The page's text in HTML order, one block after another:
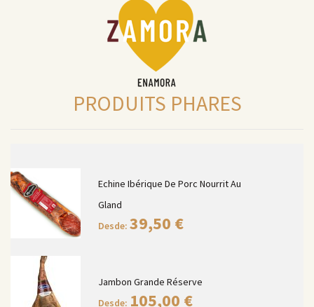
PRODUITS PHARES
Echine Ibérique De Porc Nourrit Au
Gland
Desde: 39,50 €
Jambon Grande Réserve
Desde: 105,00 €